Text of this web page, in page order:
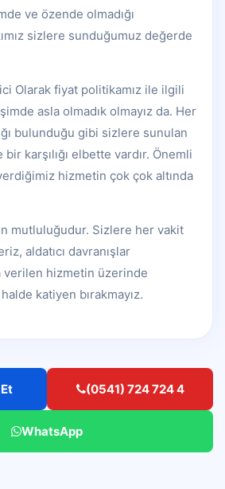
ve özende olmadığı
sizlere sunduğumuz değerde
Olarak fiyat politikamız ile ilgili
asla olmadık olmayız da. Her
bulunduğu gibi sizlere sunulan
karşılığı elbette vardır. Önemli
hizmetin çok çok altında
mutluluğudur. Sizlere her vakit
aldatıcı davranışlar
verilen hizmetin üzerinde
katiyen bırakmayız.
(0541) 724 724 4
WhatsApp